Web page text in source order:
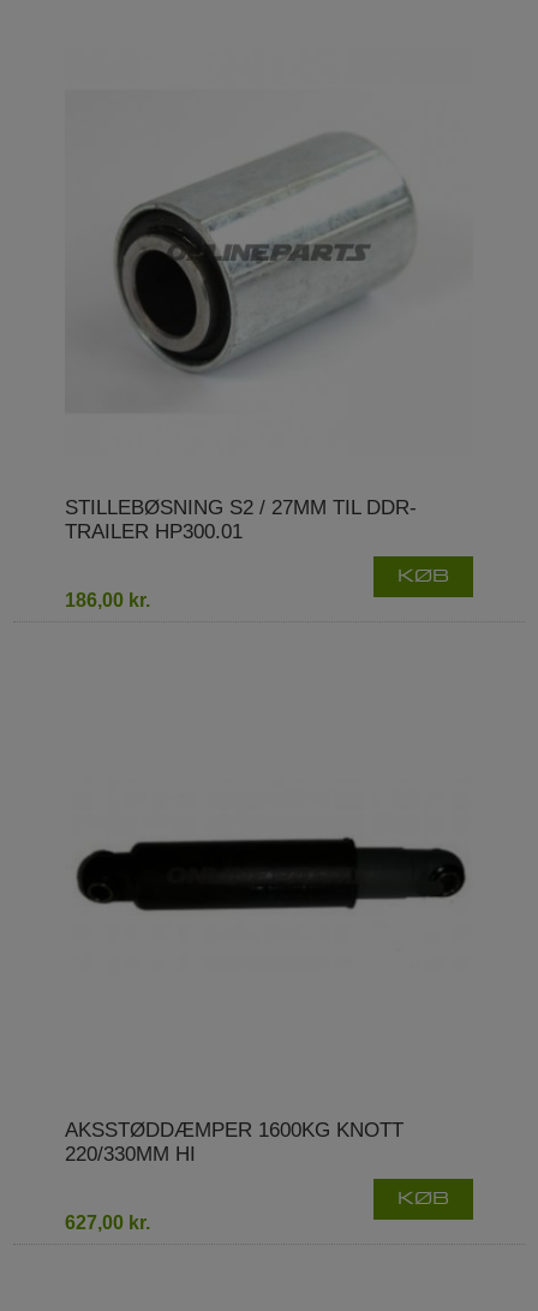
STILLEBØSNING S2 / 27MM TIL DDR-
TRAILER HP300.01
186,00 kr.
KØB
AKSSTØDDÆMPER 1600KG KNOTT
220/330MM HI
627,00 kr.
KØB